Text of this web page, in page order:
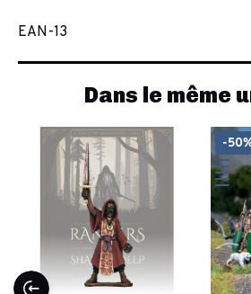
EAN-13
Dans le même
-